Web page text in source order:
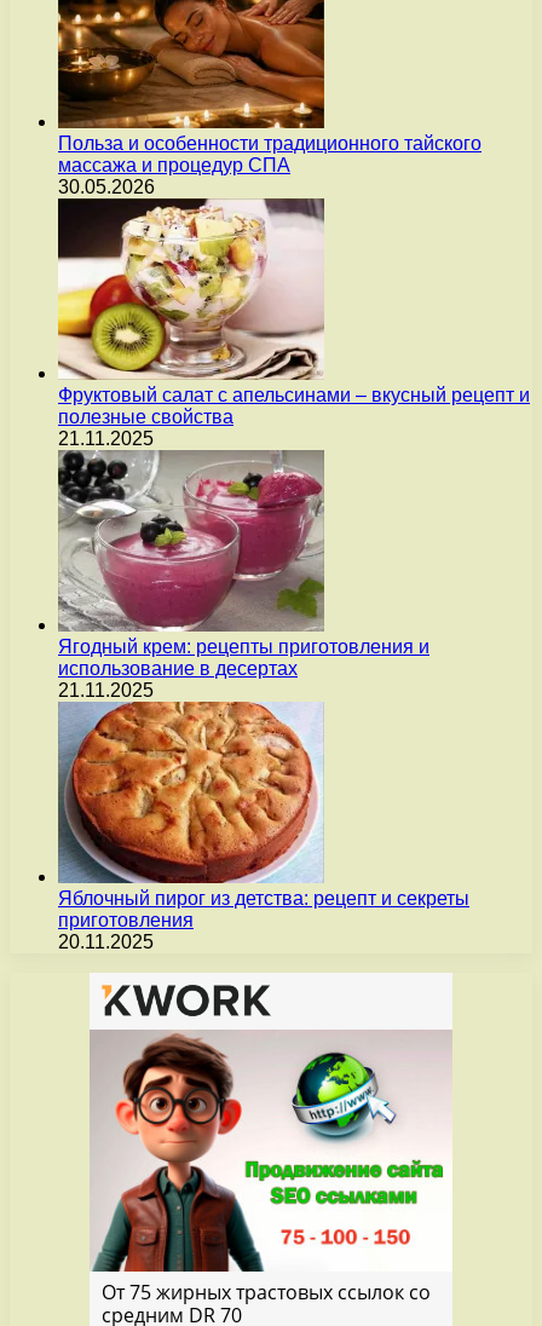
Польза и особенности традиционного тайского
массажа и процедур СПА
30.05.2026
Фруктовый салат с апельсинами – вкусный рецепт и
полезные свойства
21.11.2025
Ягодный крем: рецепты приготовления и
использование в десертах
21.11.2025
Яблочный пирог из детства: рецепт и секреты
приготовления
20.11.2025